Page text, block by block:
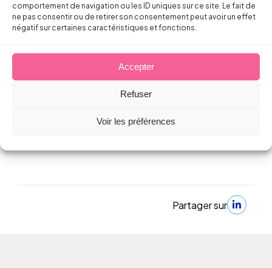
comportement de navigation ou les ID uniques sur ce site. Le fait de
ne pas consentir ou de retirer son consentement peut avoir un effet
négatif sur certaines caractéristiques et fonctions.
Accepter
Refuser
Voir les préférences
Partager sur